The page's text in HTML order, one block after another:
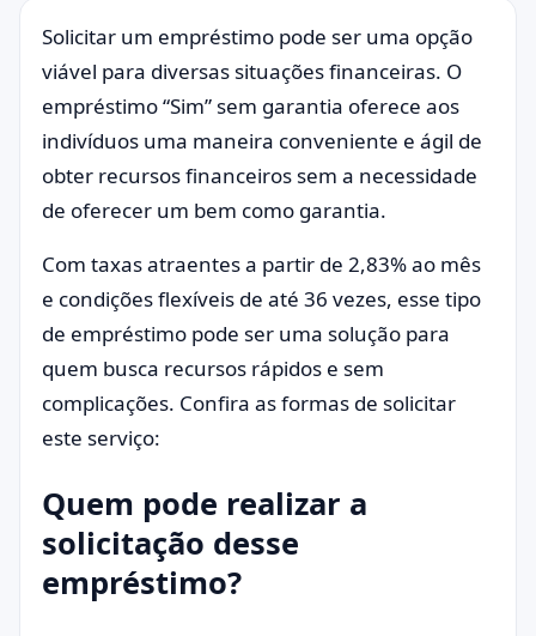
Imóvel
Legal
Solicitar um empréstimo pode ser uma opção
viável para diversas situações financeiras. O
empréstimo “Sim” sem garantia oferece aos
indivíduos uma maneira conveniente e ágil de
obter recursos financeiros sem a necessidade
de oferecer um bem como garantia.
Com taxas atraentes a partir de 2,83% ao mês
e condições flexíveis de até 36 vezes, esse tipo
de empréstimo pode ser uma solução para
quem busca recursos rápidos e sem
complicações. Confira as formas de solicitar
este serviço:
Quem pode realizar a
solicitação desse
empréstimo?